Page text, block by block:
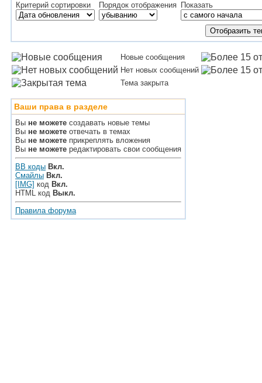
Критерий сортировки Порядок отображения Показать
Новые сообщения
Нет новых сообщений
Тема закрыта
Ваши права в разделе
Вы не можете создавать новые темы
Вы не можете отвечать в темах
Вы не можете прикреплять вложения
Вы не можете редактировать свои сообщения
BB коды Вкл.
Смайлы Вкл.
[IMG] код Вкл.
HTML код Выкл.
Правила форума